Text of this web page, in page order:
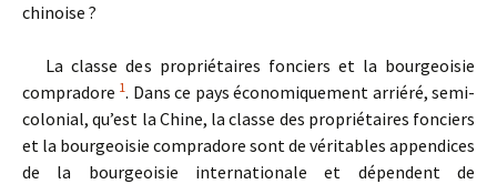
chinoise ?
La classe des propriétaires fonciers et la bourgeoisie
compradore 1. Dans ce pays économiquement arriéré, semi-
colonial, qu’est la Chine, la classe des propriétaires fonciers
et la bourgeoisie compradore sont de véritables appendices
de la bourgeoisie internationale et dépendent de